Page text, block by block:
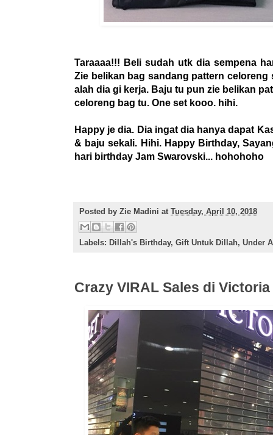
Taraaaa!!! Beli sudah utk dia sempena
Zie belikan bag sandang pattern celoreng
alah dia gi kerja. Baju tu pun zie belikan
celoreng bag tu. One set kooo. hihi.
Happy je dia. Dia ingat dia hanya dapat
& baju sekali. Hihi. Happy Birthday,
hari birthday Jam Swarovski... hohohoho
Posted by Zie Madini at Tuesday, April 10, 2018
Labels: Dillah's Birthday, Gift Untuk Dillah, Under
Crazy VIRAL Sales di